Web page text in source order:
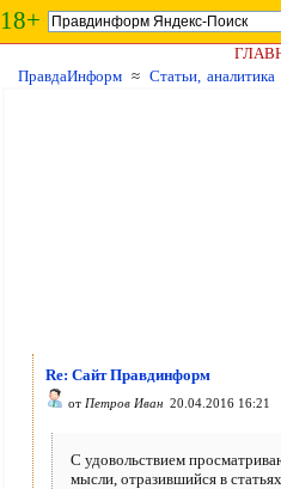
18+
ПравдаИнформ ≈ Статьи, аналитика
Re: Сайт Правдинформ
от Петров Иван 20.04.2016 16:21
С удовольствием
мысли, отразившийся в